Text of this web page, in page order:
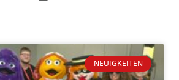
NEUIGKEITEN